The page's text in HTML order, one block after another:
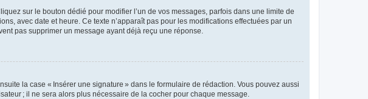
sur le bouton dédié pour modifier l’un de vos messages, parfois dans une limite de
avec date et heure. Ce texte n’apparaît pas pour les modifications effectuées par un
pas supprimer un message ayant déjà reçu une réponse.
la case « Insérer une signature » dans le formulaire de rédaction. Vous pouvez aussi
; il ne sera alors plus nécessaire de la cocher pour chaque message.